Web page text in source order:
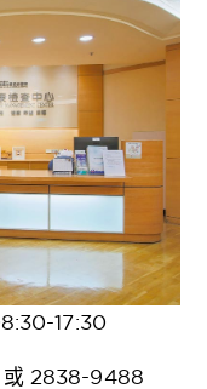
17:30
2838-9488